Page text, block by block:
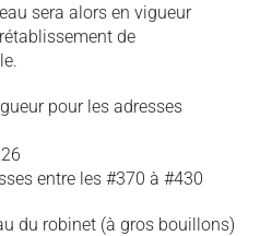
sera alors en vigueur
de
pour les adresses
entre les #370 à #430
du robinet (à gros bouillons)